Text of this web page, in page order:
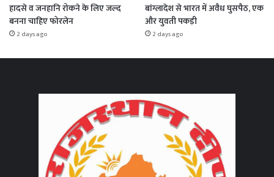
हादसे व जनहानि रोकने के लिए जल्द
बनना चाहिए फोरलेन
2 days ago
बांग्लादेश से भारत में अवैध घुसपैठ, एक
और युवती पकड़ी
2 days ago